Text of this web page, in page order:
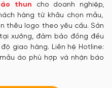
thun
cho doanh nghiệp,
hàng từ khâu chọn mẫu,
thêu logo theo yêu cầu. Sản
xưởng, đảm bảo đồng đều
giao hàng. Liên hệ Hotline:
áo phù hợp và nhận báo